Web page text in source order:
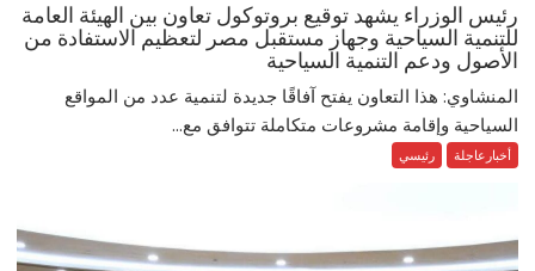
رئيس الوزراء يشهد توقيع بروتوكول تعاون بين الهيئة العامة
للتنمية السياحية وجهاز مستقبل مصر لتعظيم الاستفادة من
الأصول ودعم التنمية السياحية
المنشاوي: هذا التعاون يفتح آفاقًا جديدة لتنمية عدد من المواقع
السياحية وإقامة مشروعات متكاملة تتوافق مع...
أخبارعاجلة رئيسي